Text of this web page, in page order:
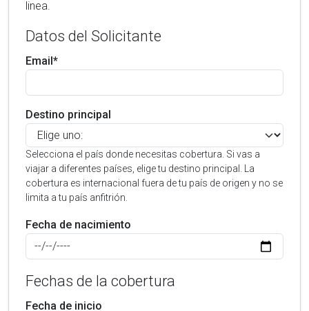
linea.
Datos del Solicitante
Email*
Destino principal
Selecciona el país donde necesitas cobertura. Si vas a
viajar a diferentes países, elige tu destino principal. La
cobertura es internacional fuera de tu país de origen y no se
limita a tu país anfitrión.
Fecha de nacimiento
Fechas de la cobertura
Fecha de inicio